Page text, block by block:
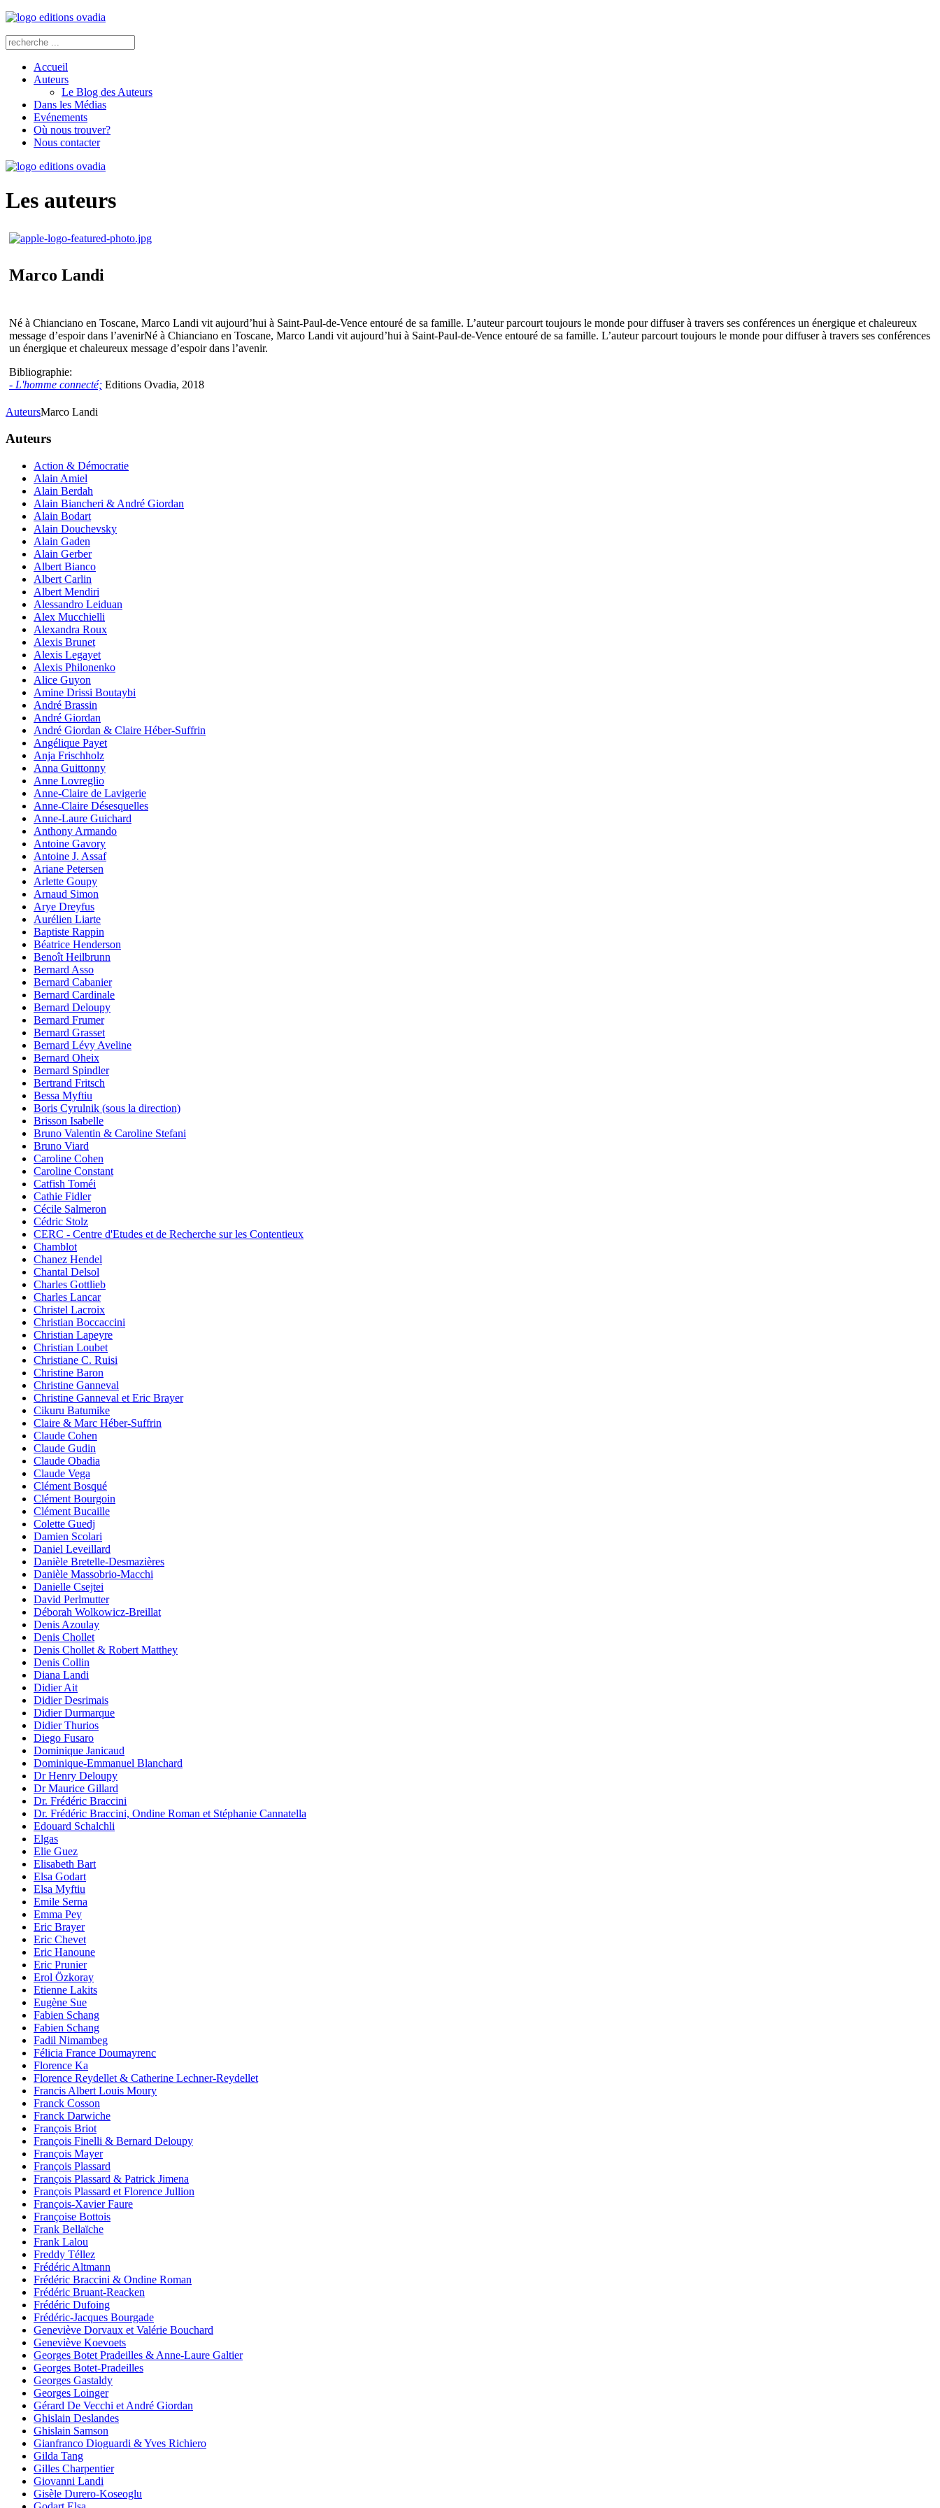
Accueil
Auteurs
Le Blog des Auteurs
Dans les Médias
Evénements
Où nous trouver?
Nous contacter
Les auteurs
Marco Landi
Né à Chianciano en Toscane, Marco Landi vit aujourd’hui à Saint-Paul-de-Vence entouré de sa famille. L’auteur parcourt toujours le monde pour diffuser à travers ses conférences un énergique et chaleureux
message d’espoir dans l’avenirNé à Chianciano en Toscane, Marco Landi vit aujourd’hui à Saint-Paul-de-Vence entouré de sa famille. L’auteur parcourt toujours le monde pour diffuser à travers ses conférences
un énergique et chaleureux message d’espoir dans l’avenir.
Bibliographie:
- L'homme connecté; Editions Ovadia, 2018
AuteursMarco Landi
Auteurs
Action & Démocratie
Alain Amiel
Alain Berdah
Alain Biancheri & André Giordan
Alain Bodart
Alain Douchevsky
Alain Gaden
Alain Gerber
Albert Bianco
Albert Carlin
Albert Mendiri
Alessandro Leiduan
Alex Mucchielli
Alexandra Roux
Alexis Brunet
Alexis Legayet
Alexis Philonenko
Alice Guyon
Amine Drissi Boutaybi
André Brassin
André Giordan
André Giordan & Claire Héber-Suffrin
Angélique Payet
Anja Frischholz
Anna Guittonny
Anne Lovreglio
Anne-Claire de Lavigerie
Anne-Claire Désesquelles
Anne-Laure Guichard
Anthony Armando
Antoine Gavory
Antoine J. Assaf
Ariane Petersen
Arlette Goupy
Arnaud Simon
Arye Dreyfus
Aurélien Liarte
Baptiste Rappin
Béatrice Henderson
Benoît Heilbrunn
Bernard Asso
Bernard Cabanier
Bernard Cardinale
Bernard Deloupy
Bernard Frumer
Bernard Grasset
Bernard Lévy Aveline
Bernard Oheix
Bernard Spindler
Bertrand Fritsch
Bessa Myftiu
Boris Cyrulnik (sous la direction)
Brisson Isabelle
Bruno Valentin & Caroline Stefani
Bruno Viard
Caroline Cohen
Caroline Constant
Catfish Toméi
Cathie Fidler
Cécile Salmeron
Cédric Stolz
CERC - Centre d'Etudes et de Recherche sur les Contentieux
Chamblot
Chanez Hendel
Chantal Delsol
Charles Gottlieb
Charles Lancar
Christel Lacroix
Christian Boccaccini
Christian Lapeyre
Christian Loubet
Christiane C. Ruisi
Christine Baron
Christine Ganneval
Christine Ganneval et Eric Brayer
Cikuru Batumike
Claire & Marc Héber-Suffrin
Claude Cohen
Claude Gudin
Claude Obadia
Claude Vega
Clément Bosqué
Clément Bourgoin
Clément Bucaille
Colette Guedj
Damien Scolari
Daniel Leveillard
Danièle Bretelle-Desmazières
Danièle Massobrio-Macchi
Danielle Csejtei
David Perlmutter
Déborah Wolkowicz-Breillat
Denis Azoulay
Denis Chollet
Denis Chollet & Robert Matthey
Denis Collin
Diana Landi
Didier Ait
Didier Desrimais
Didier Durmarque
Didier Thurios
Diego Fusaro
Dominique Janicaud
Dominique-Emmanuel Blanchard
Dr Henry Deloupy
Dr Maurice Gillard
Dr. Frédéric Braccini
Dr. Frédéric Braccini, Ondine Roman et Stéphanie Cannatella
Edouard Schalchli
Elgas
Elie Guez
Elisabeth Bart
Elsa Godart
Elsa Myftiu
Emile Serna
Emma Pey
Eric Brayer
Eric Chevet
Eric Hanoune
Eric Prunier
Erol Özkoray
Etienne Lakits
Eugène Sue
Fabien Schang
Fabien Schang
Fadil Nimambeg
Félicia France Doumayrenc
Florence Ka
Florence Reydellet & Catherine Lechner-Reydellet
Francis Albert Louis Moury
Franck Cosson
Franck Darwiche
François Briot
François Finelli & Bernard Deloupy
François Mayer
François Plassard
François Plassard & Patrick Jimena
François Plassard et Florence Jullion
François-Xavier Faure
Françoise Bottois
Frank Bellaïche
Frank Lalou
Freddy Téllez
Frédéric Altmann
Frédéric Braccini & Ondine Roman
Frédéric Bruant-Reacken
Frédéric Dufoing
Frédéric-Jacques Bourgade
Geneviève Dorvaux et Valérie Bouchard
Geneviève Koevoets
Georges Botet Pradeilles & Anne-Laure Galtier
Georges Botet-Pradeilles
Georges Gastaldy
Georges Loinger
Gérard De Vecchi et André Giordan
Ghislain Deslandes
Ghislain Samson
Gianfranco Dioguardi & Yves Richiero
Gilda Tang
Gilles Charpentier
Giovanni Landi
Gisèle Durero-Koseoglu